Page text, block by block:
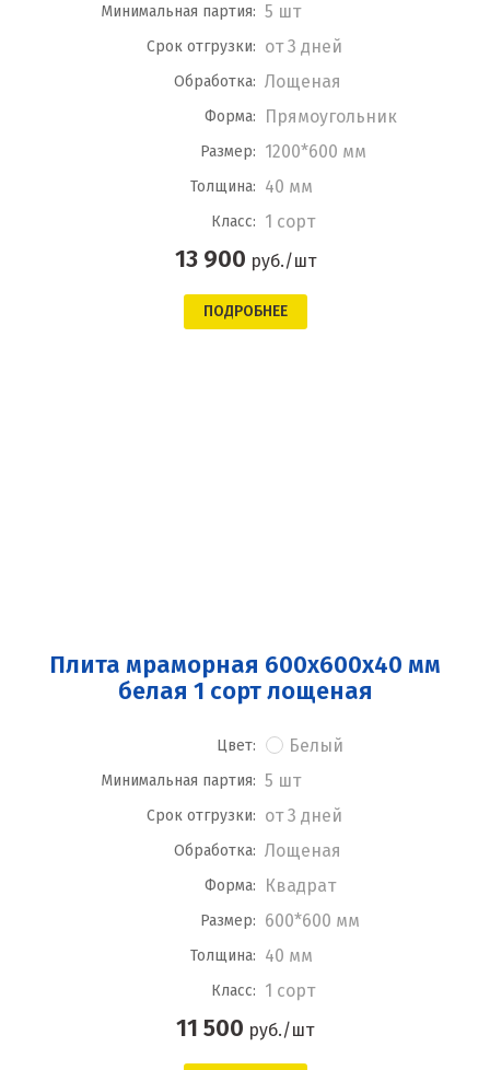
Минимальная партия: 5 шт
Срок отгрузки: от 3 дней
Обработка: Лощеная
Форма: Прямоугольник
Размер: 1200*600 мм
Толщина: 40 мм
Класс: 1 сорт
13 900 руб./шт
ПОДРОБНЕЕ
Плита мраморная 600x600x40 мм
белая 1 сорт лощеная
Цвет: Белый
Минимальная партия: 5 шт
Срок отгрузки: от 3 дней
Обработка: Лощеная
Форма: Квадрат
Размер: 600*600 мм
Толщина: 40 мм
Класс: 1 сорт
11 500 руб./шт